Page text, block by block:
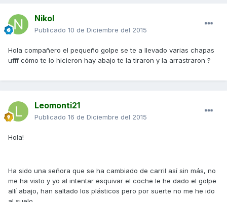
Nikol
Publicado 10 de Diciembre del 2015
Hola compañero el pequeño golpe se te a llevado varias chapas
ufff cómo te lo hicieron hay abajo te la tiraron y la arrastraron ?
Leomonti21
Publicado 16 de Diciembre del 2015
Hola!
Ha sido una señora que se ha cambiado de carril así sin más, no
me ha visto y yo al intentar esquivar el coche le he dado el golpe
allí abajo, han saltado los plásticos pero por suerte no me he ido